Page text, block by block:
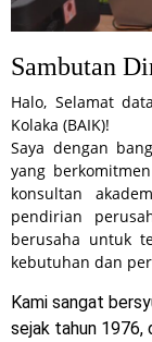
Sambutan
Halo, Selamat
Kolaka (BAIK)!
Saya dengan
yang
konsultan
pendirian
berusaha untuk
kebutuhan dan
Kami sangat
sejak tahun 1976,